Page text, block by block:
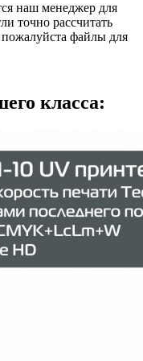
наш менеджер для
точно рассчитать
пожалуйста файлы для
класса: